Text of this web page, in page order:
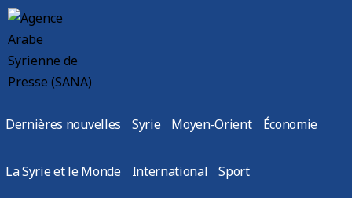
Dernières nouvelles Syrie Moyen-Orient Économie
La Syrie et le Monde International Sport